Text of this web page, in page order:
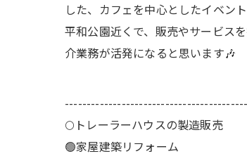
した、カフェを中心としたイベン
平和公園近くで、販売やサービス
介業務が活発になると思います🎶
🌕️トレーラーハウスの製造販売
🟢家屋建築リフォーム